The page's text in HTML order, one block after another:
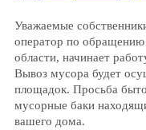
Уважаемые
оператор по обращению
области, начинает
Вывоз мусора будет
площадок. Просьба
мусорные баки
вашего дома.